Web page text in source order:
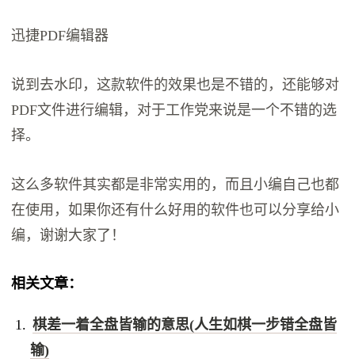
迅捷PDF编辑器
说到去水印，这款软件的效果也是不错的，还能够对
PDF文件进行编辑，对于工作党来说是一个不错的选
择。
这么多软件其实都是非常实用的，而且小编自己也都
在使用，如果你还有什么好用的软件也可以分享给小
编，谢谢大家了！
相关文章：
棋差一着全盘皆输的意思(人生如棋一步错全盘皆
输)